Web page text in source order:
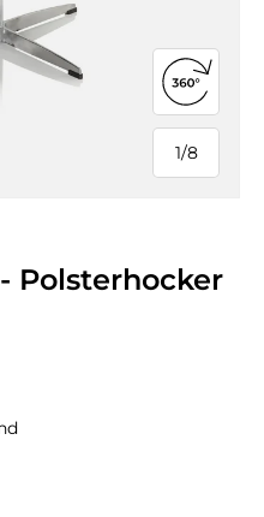
1/
von
8
360°-
Polsterhocker